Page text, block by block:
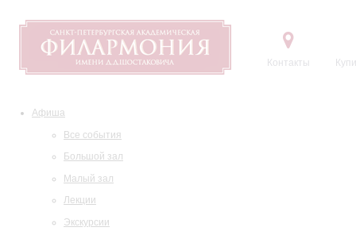
Контакты
Афиша
Все события
Большой зал
Малый зал
Лекции
Экскурсии